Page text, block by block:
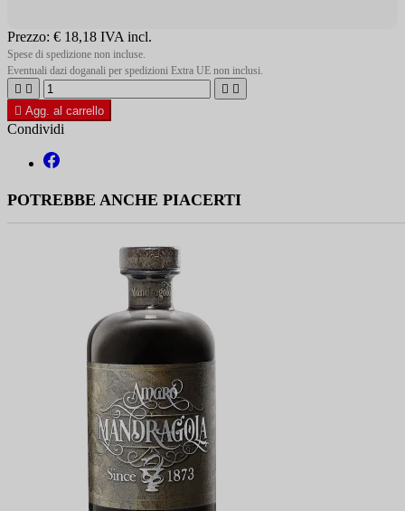
Prezzo: € 18,18 IVA incl.
Spese di spedizione non incluse.
Eventuali dazi doganali per spedizioni Extra UE non inclusi.
   
 Agg. al carrello
Condividi
POTREBBE ANCHE PIACERTI